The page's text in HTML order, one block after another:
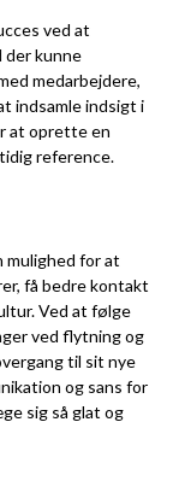
ved at
der kunne
medarbejdere,
indsamle indsigt i
at oprette en
reference.
for at
få bedre kontakt
Ved at følge
ved flytning og
til sit nye
og sans for
sig så glat og